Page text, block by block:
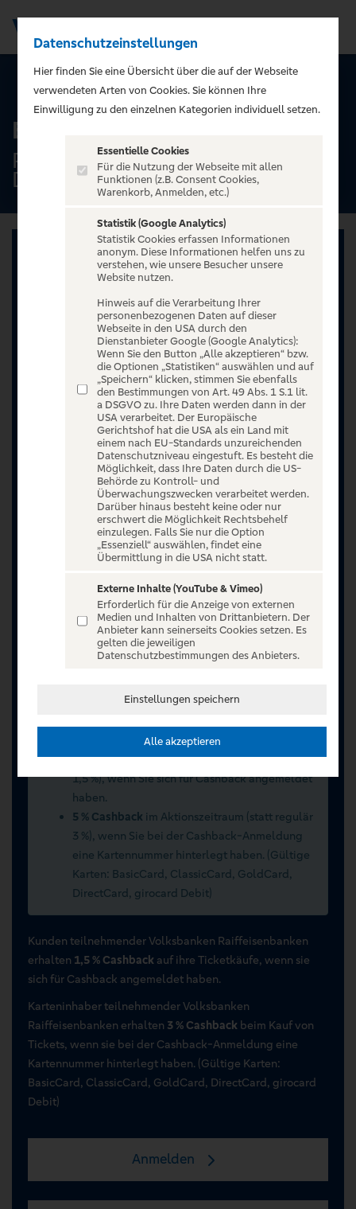
ALLE TERMINE
Élisabeth Pion
Robert-Schumann-Saal,
Düsseldorf
Jetzt anmelden oder registrieren
Unser Ticketangebot ist exklusiv Kunden der
Volksbanken Raiffeisenbanken vorbehalten.
2 % Cashbackim Aktionszeitraum (statt regulär
1,5 %), wenn Sie sich für Cashback angemeldet
haben.
5 % Cashback im Aktionszeitraum (statt regulär
3 %), wenn Sie bei der Cashback-Anmeldung
eine Kartennummer hinterlegt haben. (Gültige
Karten: BasicCard, ClassicCard, GoldCard,
DirectCard, girocard Debit)
Kunden teilnehmender Volksbanken Raiffeisenbanken
erhalten 1,5 % Cashback auf ihre Ticketkäufe, wenn sie
sich für Cashback angemeldet haben.
Karteninhaber teilnehmender Volksbanken
Raiffeisenbanken erhalten 3 % Cashback beim Kauf von
Tickets, wenn sie bei der Cashback-Anmeldung eine
Kartennummer hinterlegt haben. (Gültige Karten:
BasicCard, ClassicCard, GoldCard, DirectCard, girocard
Debit)
Anmelden
Datenschutzeinstellungen
Hier finden Sie eine Übersicht über die auf der Webseite
verwendeten Arten von Cookies. Sie können Ihre
Einwilligung zu den einzelnen Kategorien individuell setzen.
Essentielle Cookies
Für die Nutzung der Webseite mit allen
Funktionen (z.B. Consent Cookies,
Warenkorb, Anmelden, etc.)
Statistik (Google Analytics)
Statistik Cookies erfassen Informationen
anonym. Diese Informationen helfen uns zu
verstehen, wie unsere Besucher unsere
Website nutzen.
Hinweis auf die Verarbeitung Ihrer
personenbezogenen Daten auf dieser
Webseite in den USA durch den
Dienstanbieter Google (Google Analytics):
Wenn Sie den Button „Alle akzeptieren“ bzw.
die Optionen „Statistiken“ auswählen und auf
„Speichern“ klicken, stimmen Sie ebenfalls
den Bestimmungen von Art. 49 Abs. 1 S.1 lit.
a DSGVO zu. Ihre Daten werden dann in der
USA verarbeitet. Der Europäische
Gerichtshof hat die USA als ein Land mit
einem nach EU-Standards unzureichenden
Datenschutzniveau eingestuft. Es besteht die
Möglichkeit, dass Ihre Daten durch die US-
Behörde zu Kontroll- und
Überwachungszwecken verarbeitet werden.
Darüber hinaus besteht keine oder nur
erschwert die Möglichkeit Rechtsbehelf
einzulegen. Falls Sie nur die Option
„Essenziell“ auswählen, findet eine
Übermittlung in die USA nicht statt.
Externe Inhalte (YouTube & Vimeo)
Erforderlich für die Anzeige von externen
Medien und Inhalten von Drittanbietern. Der
Anbieter kann seinerseits Cookies setzen. Es
gelten die jeweiligen
Datenschutzbestimmungen des Anbieters.
Einstellungen speichern
Alle akzeptieren